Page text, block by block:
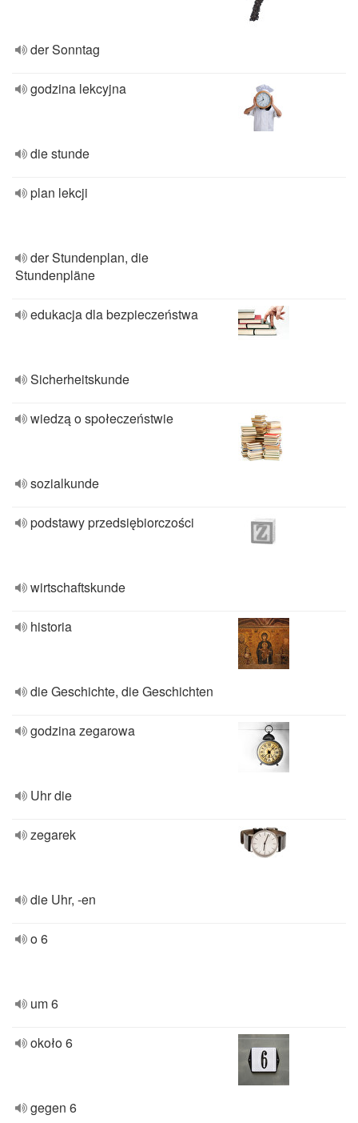
der Sonntag
godzina lekcyjna
die stunde
plan lekcji
der Stundenplan, die
Stundenpläne
edukacja dla bezpieczeństwa
Sicherheitskunde
wiedzą o społeczeństwie
sozialkunde
podstawy przedsiębiorczości
wirtschaftskunde
historia
die Geschichte, die Geschichten
godzina zegarowa
Uhr die
zegarek
die Uhr, -en
o 6
um 6
około 6
gegen 6